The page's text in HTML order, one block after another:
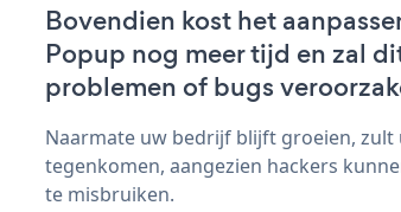
Bovendien kost het
Popup nog meer tijd en zal
problemen of bugs
Naarmate uw bedrijf blijft groeien,
tegenkomen, aangezien hackers
te misbruiken.